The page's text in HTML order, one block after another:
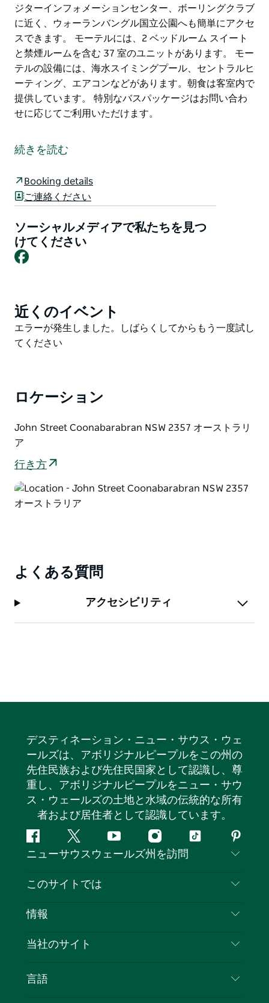
ジターインフォメーションセンター、ボーリングクラブ
に近く、ウォーランバングル国立公園へも簡単にアクセ
スできます。 モーテルには、2 ベッドルーム スイート
と禁煙ルームを含む 37 室のユニットがあります。 モー
テルの設備には、海水スイミングプール、セントラルヒ
ーティング、エアコンなどがあります。朝食は客室内で
提供しています。 特別なバスパッケージはお問い合わ
せに応じてご利用いただけます。
ジターインフォメーションセンター、ボーリングクラブ
に近く、ウォーランバングル国立公園へも簡単にアクセ
モーテルには、2 ベッドルーム スイートと禁煙ルーム
モーテルの設備には、海水スイミングプール、セントラ
ルヒーティング、エアコンなどがあります。朝食は客室
内で提供しています。
続きを読む
Booking details
ご連絡ください
ソーシャルメディアで私たちを見つ
けてください
Facebook
Product
List
近くのイベント
Product
List
エラーが発生しました。しばらくしてからもう一度試し
てください
ロケーション
John Street Coonabarabran NSW 2357 オーストラリ
ア
行き方
よくある質問
アクセシビリティ
デスティネーション・ニュー・サウス・ウェ
ールズは、アボリジナルピープルをこの州の
先住民族および先住民国家として認識し、尊
重し、アボリジナルピープルをニュー・サウ
ス・ウェールズの土地と水域の伝統的な所有
者および居住者として認識しています。
フ
ェ
ス
ッ
ツ
イ
タ
ユ
ー
イ
ン
テ
ピ
ン
レ
ト
ニューサウスウェールズ州を訪問
お問い合わせ
クッキーに関する通知
このサイトでは
目的地
イベント
情報
旅行情報
NSWでのビジネス
当社のサイト
言語